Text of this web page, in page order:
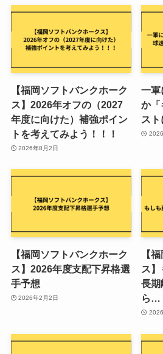
【福岡ソフトバンクホーク
ス】2026年オフの（2027
年度に向けた）補強ポイン
トを考えてみよう！！！
2026年8月2日
一軍
か「
ス
【福岡ソフトバンクホーク
ス】2026年度支配下昇格選
手予想
2026年2月2日
【
ス
長期
ら…